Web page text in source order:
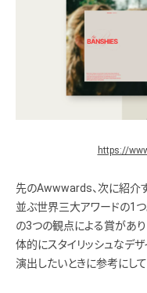
https://
先のAwwwards、次に紹
並ぶ世界三大アワードの1つ
の3つの観点による賞があり
体的にスタイリッシュなデ
演出したいときに参考にして